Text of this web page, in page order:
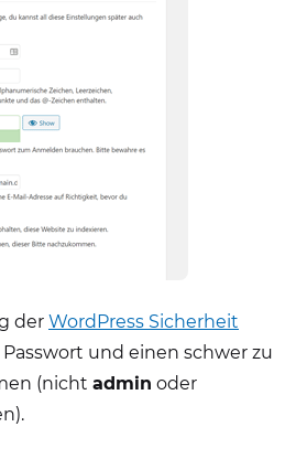
der WordPress Sicherheit
und einen schwer zu
(nicht admin oder